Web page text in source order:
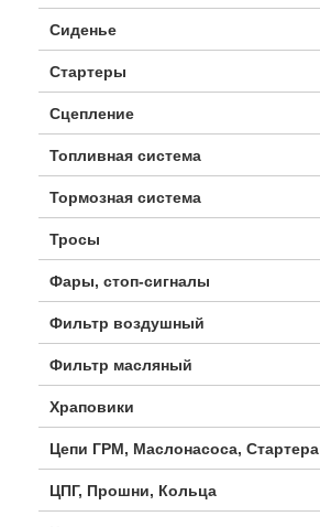
Сиденье
Стартеры
Сцепление
Топливная система
Тормозная система
Тросы
Фары, стоп-сигналы
Фильтр воздушный
Фильтр масляный
Храповики
Цепи ГРМ, Маслонасоса, Стартера
ЦПГ, Прошни, Кольца